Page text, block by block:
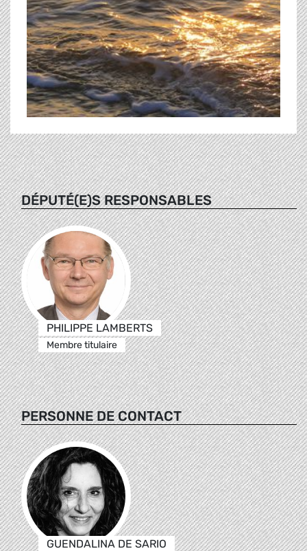
DÉPUTÉ(E)S RESPONSABLES
PHILIPPE LAMBERTS
Membre titulaire
PERSONNE DE CONTACT
GUENDALINA DE SARIO